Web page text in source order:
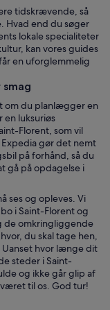
tidskrævende, så
Hvad end du søger
lokale specialiteter
kan vores guides
en uforglemmelig
om du planlægger en
en luksuriøs
Florent, som vil
gør det nemt
på forhånd, så du
gå på opdagelse i
ses og opleves. Vi
i Saint-Florent og
de omkringliggende
du skal tage hen,
Uanset hvor længe dit
steder i Saint-
og ikke går glip af
til os. God tur!